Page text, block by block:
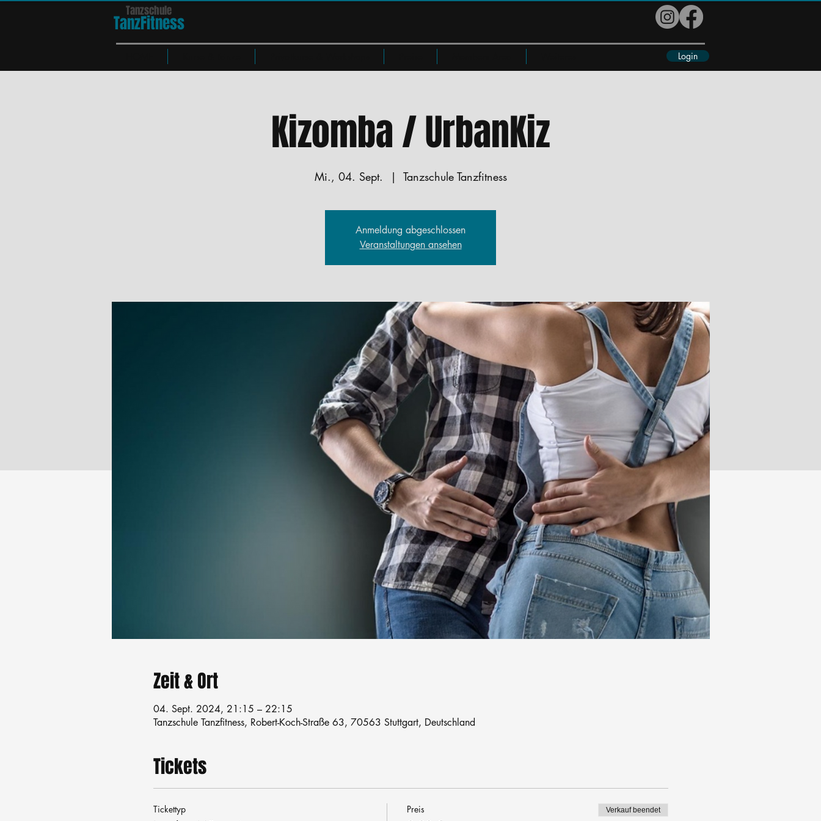
Tanzschule
TanzFitness
Login
Kizomba / UrbanKiz
Mi., 04. Sept.
  |
Tanzschule Tanzfitness
Anmeldung abgeschlossen
Veranstaltungen ansehen
Zeit & Ort
04. Sept. 2024, 21:15 – 22:15
Tanzschule Tanzfitness, Robert-Koch-Straße 63, 70563 Stuttgart, Deutschland
Tickets
Tickettyp Preis Verkauf beendet